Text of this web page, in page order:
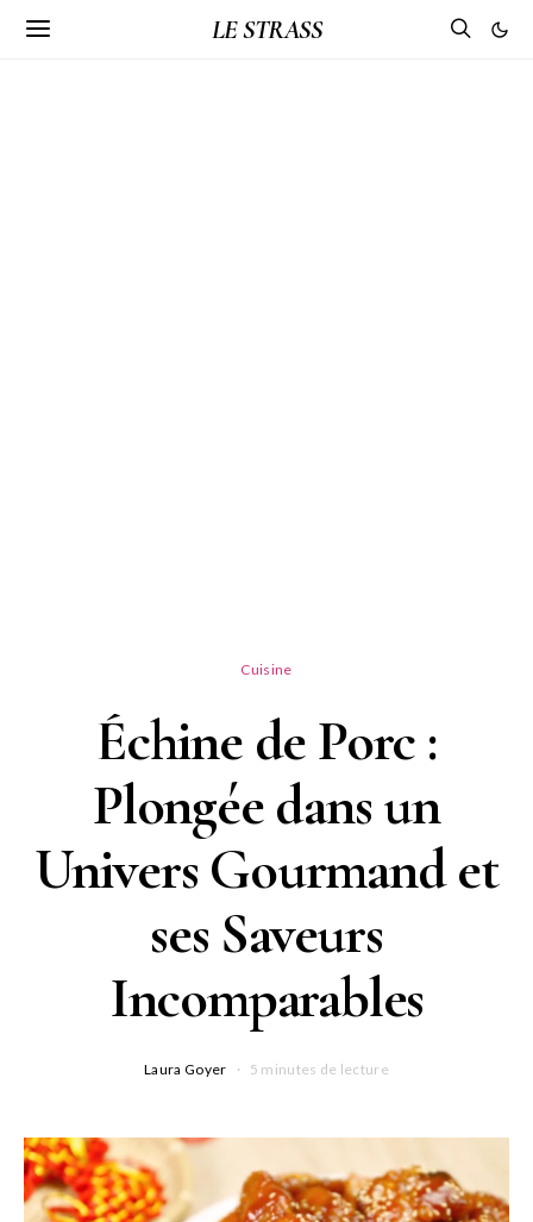
LE STRASS
Cuisine
Échine de Porc :
Plongée dans un
Univers Gourmand et
ses Saveurs
Incomparables
Laura Goyer 5 minutes de lecture